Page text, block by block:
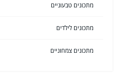
מתכונים טבעוניים
מתכונים לילדים
מתכונים צמחוניים